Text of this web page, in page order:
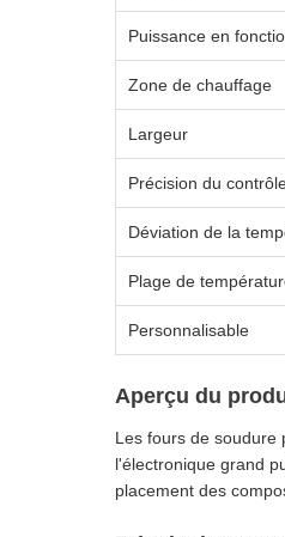
Puissance en
Zone de chauffage
Largeur
Précision du
Déviation de la
Plage de
Personnalisable
Aperçu du
Les fours de soudure
l'électronique grand
placement des